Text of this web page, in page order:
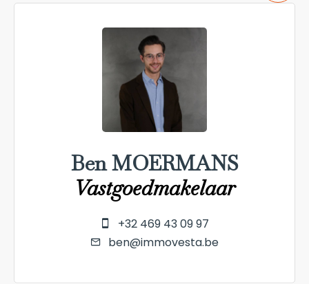
Ben MOERMANS
Vastgoedmakelaar
+32 469 43 09 97
ben@immovesta.be